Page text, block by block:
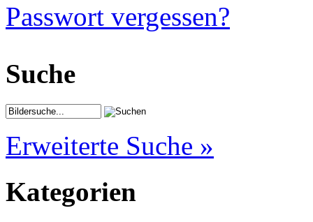
Passwort vergessen?
Suche
Erweiterte Suche »
Kategorien